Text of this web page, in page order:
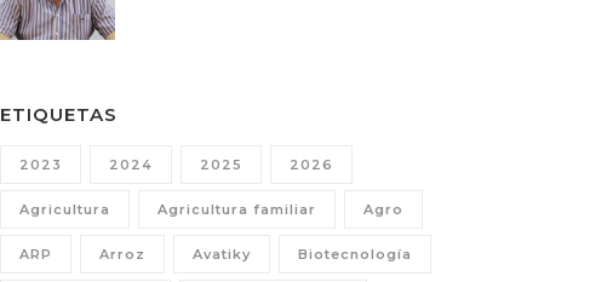
ETIQUETAS
2023 2024 2025 2026
Agricultura Agricultura familiar Agro
ARP Arroz Avatiky Biotecnología